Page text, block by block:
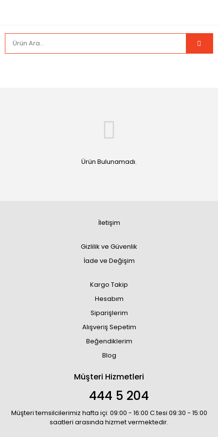
Ürün Bulunamadı.
İletişim
Gizlilik ve Güvenlik
İade ve Değişim
Kargo Takip
Hesabım
Siparişlerim
Alışveriş Sepetim
Beğendiklerim
Blog
Müşteri Hizmetleri
444 5 204
Müşteri temsilcilerimiz hafta içi: 09:00 - 16:00 C.tesi 09:30 - 15:00
saatleri arasında hizmet vermektedir.